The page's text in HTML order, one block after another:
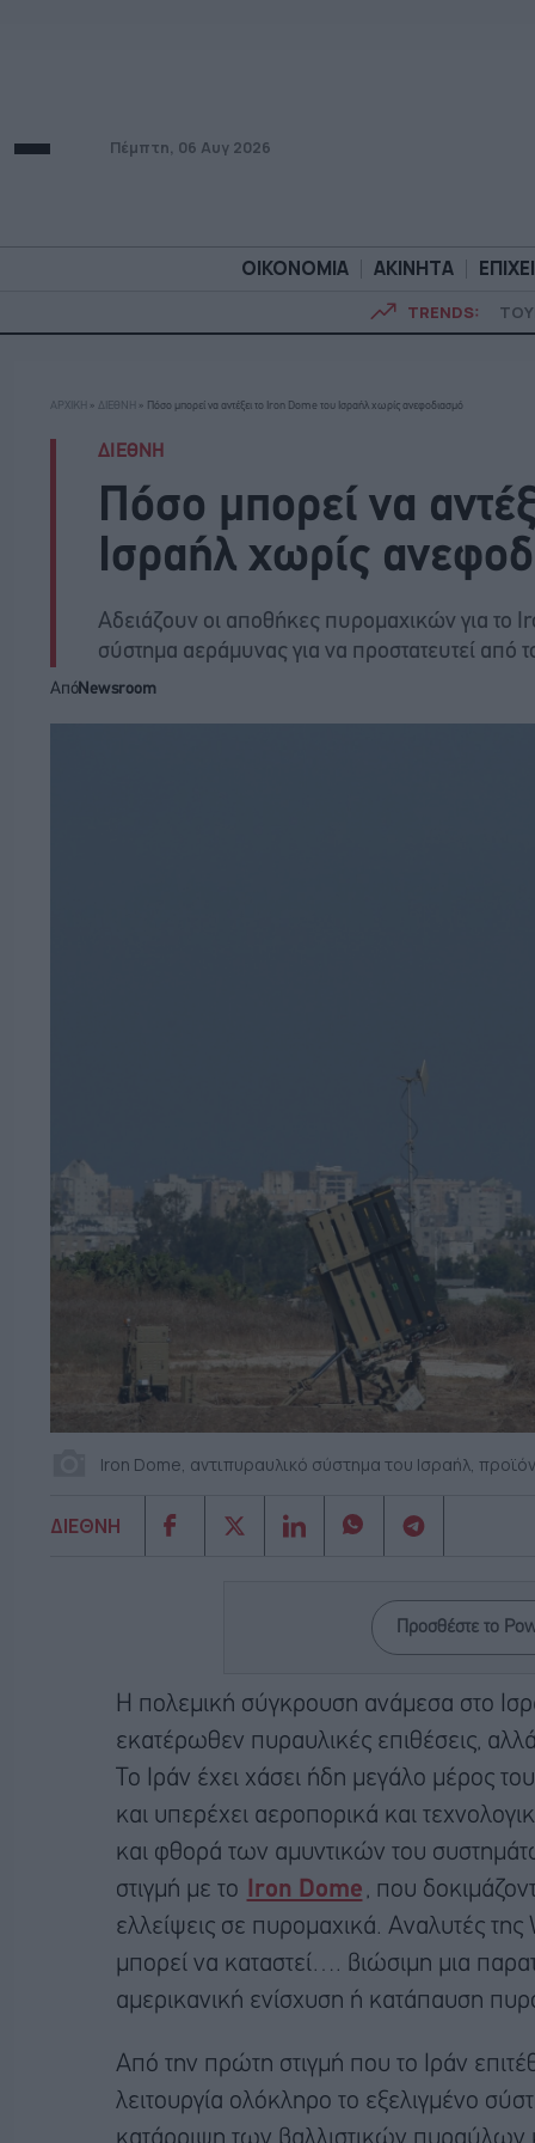
Πέμπτη, 06 Αυγ 2026
ΟΙΚΟΝΟΜΙΑ ΑΚΙΝΗΤΑ
TRENDS:
ΟΙΚΟΝΟΜΙΑ
ΑΡΧΙΚΗ » ΔΙΕΘΝΗ » Πόσο μπορεί να αντέξει το Iron Dome του Ισραήλ χωρίς ανεφοδιασμό
ΔΙΕΘΝΗ
Πόσο μπορεί να
Ισραήλ χωρίς
Αδειάζουν οι αποθήκες πυρομαχικών για το
σύστημα αεράμυνας για να προστατευτεί από
ΑπόNewsroom
Iron Dome, αντιπυραυλικό σύστημα του Ισραήλ,
ΔΙΕΘΝΗ
Προσθέστε το
Η πολεμική σύγκρουση ανάμεσα στο
εκατέρωθεν πυραυλικές επιθέσεις,
Το Ιράν έχει χάσει ήδη μεγάλο μέρος
και υπερέχει αεροπορικά και
και φθορά των αμυντικών του
στιγμή με τo
Iron Dome , που
ελλείψεις σε πυρομαχικά. Αναλυτές
μπορεί να καταστεί…. βιώσιμη μια
αμερικανική ενίσχυση ή κατάπαυση
Από την πρώτη στιγμή που το Ιράν
λειτουργία ολόκληρο το εξελιγμένο